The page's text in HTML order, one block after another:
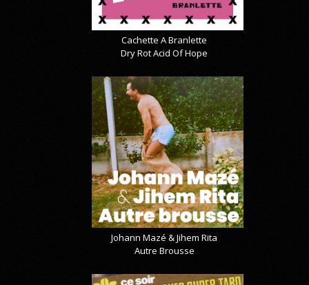
Cachette A Branlette
Dry Rot Acid Of Hope
Johann Mazé & Jihem Rita
Autre Brousse